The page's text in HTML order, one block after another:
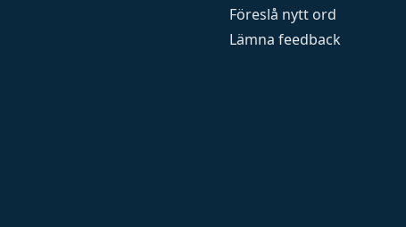
Föreslå nytt ord
Lämna feedback